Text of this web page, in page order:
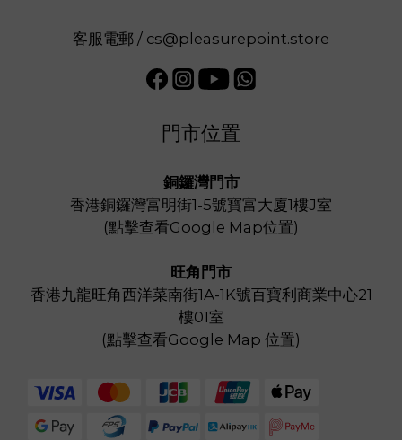
客服電郵 / cs@pleasurepoint.store
門市位置
銅鑼灣門市
香港銅鑼灣富明街1-5號寶富大廈1樓J室
(點擊查看Google Map位置)
旺角門市
香港九龍旺角西洋菜南街1A-1K號百寶利商業中心21
樓01室
(點擊查看Google Map 位置)